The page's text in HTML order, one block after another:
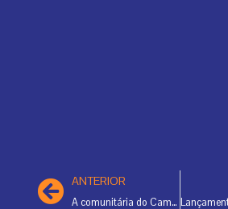
ANTERIOR
A comunitária do Campeche resiste